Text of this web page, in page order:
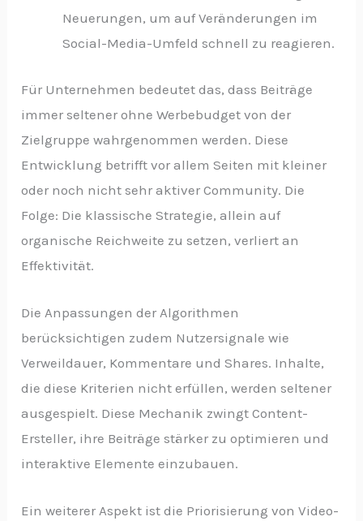
Neuerungen, um auf Veränderungen im
Social-Media-Umfeld schnell zu reagieren.
Für Unternehmen bedeutet das, dass Beiträge
immer seltener ohne Werbebudget von der
Zielgruppe wahrgenommen werden. Diese
Entwicklung betrifft vor allem Seiten mit kleiner
oder noch nicht sehr aktiver Community. Die
Folge: Die klassische Strategie, allein auf
organische Reichweite zu setzen, verliert an
Effektivität.
Die Anpassungen der Algorithmen
berücksichtigen zudem Nutzersignale wie
Verweildauer, Kommentare und Shares. Inhalte,
die diese Kriterien nicht erfüllen, werden seltener
ausgespielt. Diese Mechanik zwingt Content-
Ersteller, ihre Beiträge stärker zu optimieren und
interaktive Elemente einzubauen.
Ein weiterer Aspekt ist die Priorisierung von Video-